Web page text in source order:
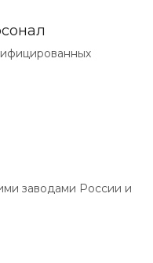
заводами России и